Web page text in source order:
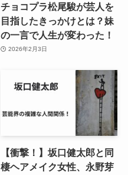
チョコプラ松尾駿が芸人を
目指したきっかけとは？妹
の一言で人生が変わった！
2026年2月3日
【衝撃！】坂口健太郎と同
棲ヘアメイク女性、永野芽